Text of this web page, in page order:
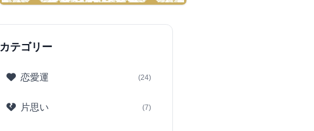
カテゴリー
恋愛運 (24)
片思い (7)